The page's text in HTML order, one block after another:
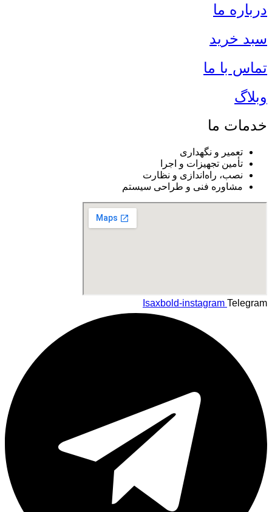
درباره ما
سبد خرید
تماس با ما
وبلاگ
خدمات ما
تعمیر و نگهداری
تأمین تجهیزات و اجرا
نصب، راه‌اندازی و نظارت
مشاوره فنی و طراحی سیستم
Isaxbold-instagram Telegram